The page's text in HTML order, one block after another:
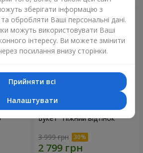
Букет "Ніжний відтінок"
3 999 грн
зберігати інформацію з
обробляти Ваші персональні дані.
можуть використовувати Ваші
інтересу. Ви можете змінити
посилання внизу сторінки.
Прийняти всі
Налаштувати